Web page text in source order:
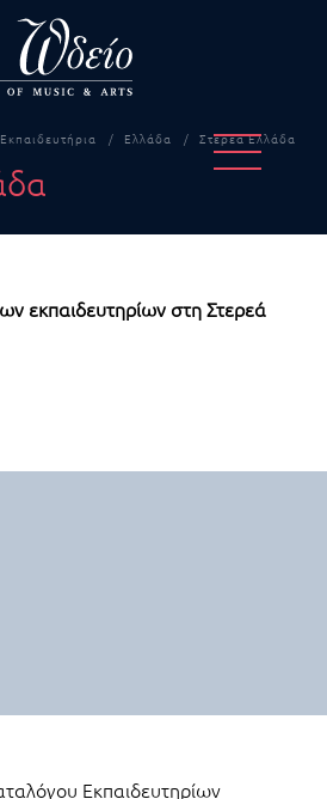
Εκπαιδευτήρια Ελλάδα Στερεά Ελλάδα
εκπαιδευτηρίων στη Στερεά
Εκπαιδευτηρίων